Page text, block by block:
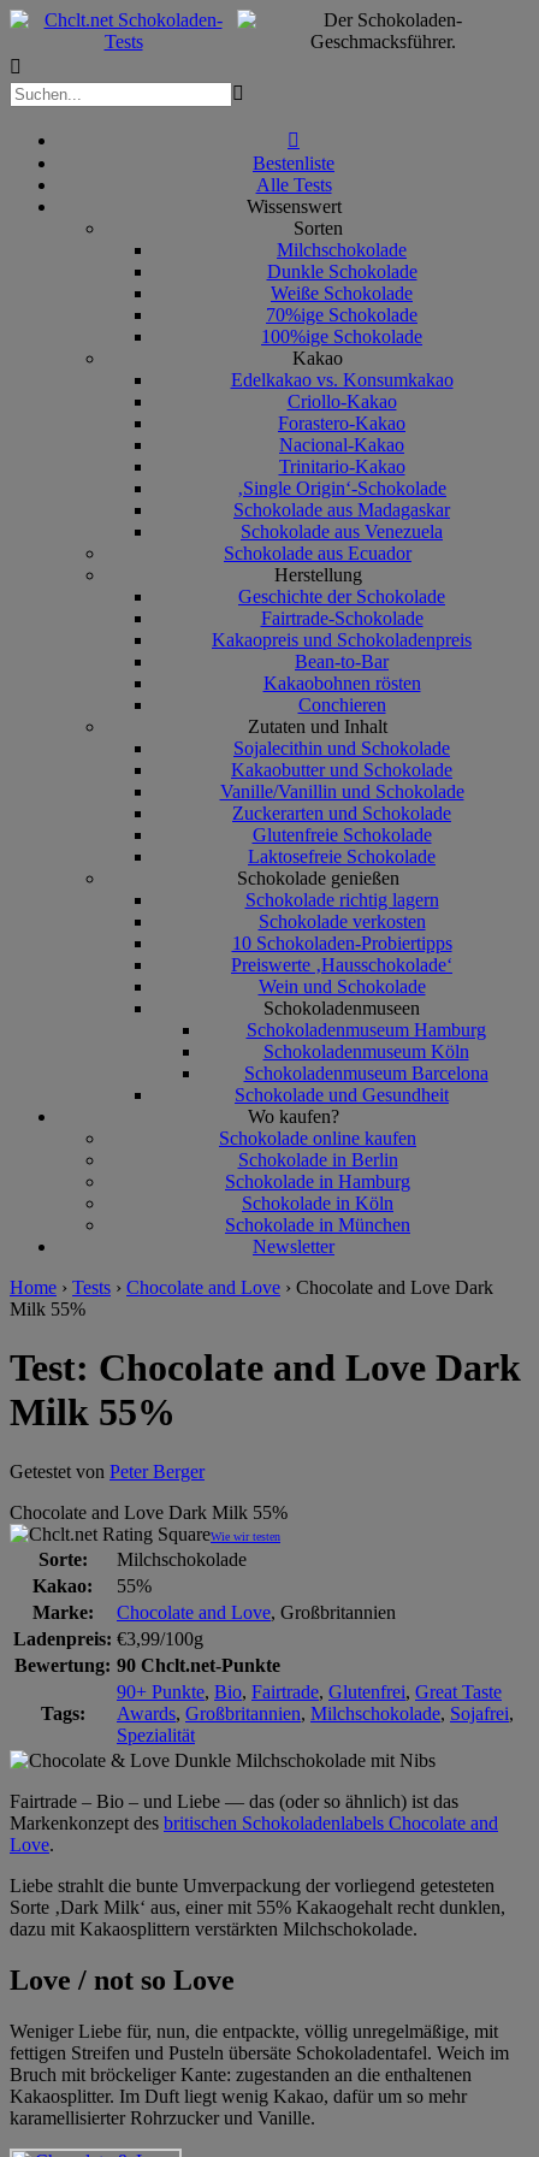



Bestenliste
Alle Tests
Wissenswert
Sorten
Milchschokolade
Dunkle Schokolade
Weiße Schokolade
70%ige Schokolade
100%ige Schokolade
Kakao
Edelkakao vs. Konsumkakao
Criollo-Kakao
Forastero-Kakao
Nacional-Kakao
Trinitario-Kakao
‚Single Origin‘-Schokolade
Schokolade aus Madagaskar
Schokolade aus Venezuela
Schokolade aus Ecuador
Herstellung
Geschichte der Schokolade
Fairtrade-Schokolade
Kakaopreis und Schokoladenpreis
Bean-to-Bar
Kakaobohnen rösten
Conchieren
Zutaten und Inhalt
Sojalecithin und Schokolade
Kakaobutter und Schokolade
Vanille/Vanillin und Schokolade
Zuckerarten und Schokolade
Glutenfreie Schokolade
Laktosefreie Schokolade
Schokolade genießen
Schokolade richtig lagern
Schokolade verkosten
10 Schokoladen-Probiertipps
Preiswerte ‚Hausschokolade‘
Wein und Schokolade
Schokoladenmuseen
Schokoladenmuseum Hamburg
Schokoladenmuseum Köln
Schokoladenmuseum Barcelona
Schokolade und Gesundheit
Wo kaufen?
Schokolade online kaufen
Schokolade in Berlin
Schokolade in Hamburg
Schokolade in Köln
Schokolade in München
Newsletter
Home › Tests › Chocolate and Love › Chocolate and Love Dark
Milk 55%
Test: Chocolate and Love Dark
Milk 55%
Getestet von Peter Berger
Chocolate and Love Dark Milk 55%
Wie wir testen
Sorte:
Milchschokolade
Kakao:
55%
Marke:
Chocolate and Love, Großbritannien
Ladenpreis: €3,99/100g
Bewertung: 90 Chclt.net-Punkte
Tags:
90+ Punkte, Bio, Fairtrade, Glutenfrei, Great Taste
Awards, Großbritannien, Milchschokolade, Sojafrei,
Spezialität
Fairtrade – Bio – und Liebe — das (oder so ähnlich) ist das
Markenkonzept des britischen Schokoladenlabels Chocolate and
Love.
Liebe strahlt die bunte Umverpackung der vorliegend getesteten
Sorte ‚Dark Milk‘ aus, einer mit 55% Kakaogehalt recht dunklen,
dazu mit Kakaosplittern verstärkten Milchschokolade.
Love / not so Love
Weniger Liebe für, nun, die entpackte, völlig unregelmäßige, mit
fettigen Streifen und Pusteln übersäte Schokoladentafel. Weich im
Bruch mit bröckeliger Kante: zugestanden an die enthaltenen
Kakaosplitter. Im Duft liegt wenig Kakao, dafür um so mehr
karamellisierter Rohrzucker und Vanille.